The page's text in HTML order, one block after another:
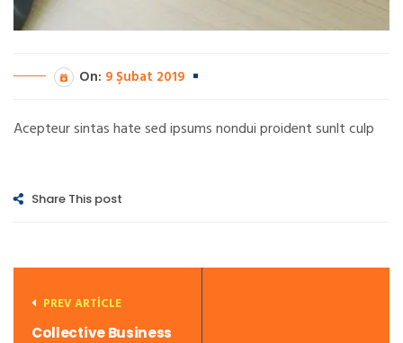
On: 9 Şubat 2019
Acepteur sintas hate sed ipsums nondui proident sunlt culp
Share This post
PREV ARTICLE
Collective Business